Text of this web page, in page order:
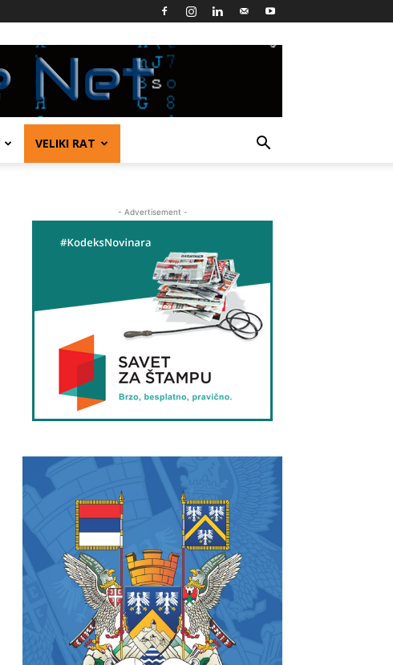
VELIKI RAT
- Advertisement -